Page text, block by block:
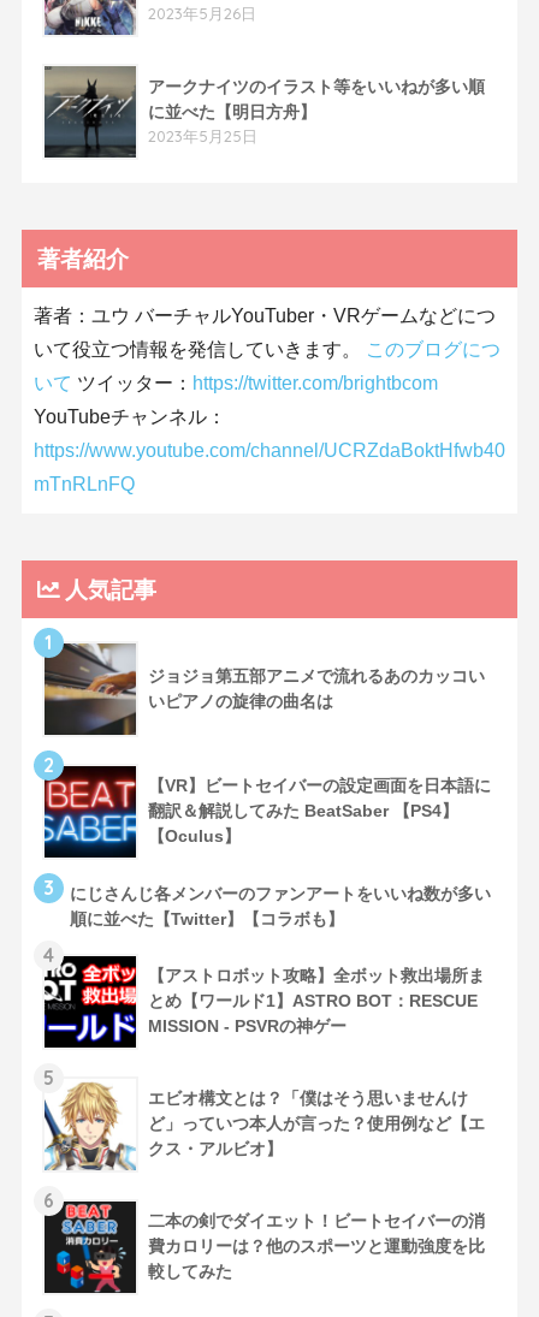
2023年5月26日
アークナイツのイラスト等をいいねが多い順
に並べた【明日方舟】
2023年5月25日
著者紹介
著者：ユウ バーチャルYouTuber・VRゲームなどにつ
いて役立つ情報を発信していきます。
このブログにつ
いて ツイッター： https://twitter.com/brightbcom
YouTubeチャンネル：
https://www.youtube.com/channel/UCRZdaBoktHfwb40
mTnRLnFQ
人気記事
1
ジョジョ第五部アニメで流れるあのカッコい
いピアノの旋律の曲名は
2
【VR】ビートセイバーの設定画面を日本語に
翻訳＆解説してみた BeatSaber 【PS4】
【Oculus】
3
にじさんじ各メンバーのファンアートをいいね数が多い
順に並べた【Twitter】【コラボも】
4
【アストロボット攻略】全ボット救出場所ま
とめ【ワールド1】ASTRO BOT：RESCUE
MISSION - PSVRの神ゲー
5
エビオ構文とは？「僕はそう思いませんけ
ど」っていつ本人が言った？使用例など【エ
クス・アルビオ】
6
二本の剣でダイエット！ビートセイバーの消
費カロリーは？他のスポーツと運動強度を比
較してみた